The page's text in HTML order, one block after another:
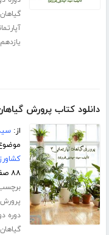
گیاهان
دانلود کتاب پرورش گیاهان
از:
۸۸ صفحه
دوره
گیاهان